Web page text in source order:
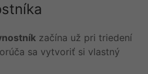
začína už pri triedení
sa vytvoriť si vlastný